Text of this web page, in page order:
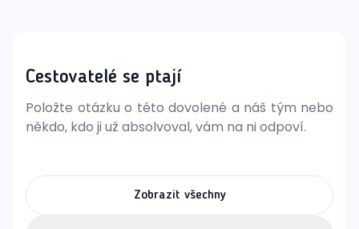
piesočnatá
lehátka, slnečníky a osušky zadarmo
plážový bar
kyvadlová doprava z hotela na pláž zadarmo
večerné programy
aerobic
stolný tenis
Cestovatelé se ptají
Položte otázku o této dovolené a náš tým nebo
někdo, kdo ji už absolvoval, vám na ni odpoví.
Zobrazit všechny